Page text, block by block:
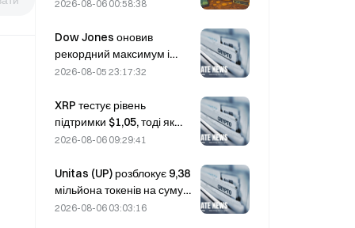
сягнула тримісячного
максимуму
2026-08-06 00:58:38
Dow Jones оновив
рекордний максимум і
вночі продовжив
зростання; інвестиції в ШІ
стимулюють підйом.
2026-08-05 23:17:32
XRP тестує рівень
підтримки $1,05, тоді як
Ethereum утримується на
обсягів торгів
2026-08-06 09:29:41
Unitas (UP) розблокує 9,38
мільйона токенів на суму
3,18 мільйона доларів 13
2026-08-06 03:03:16